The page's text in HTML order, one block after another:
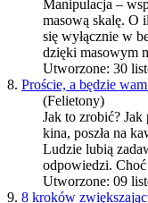
Manipulacja –
masową skalę. O
się wyłącznie w
dzięki masowym
Utworzone: 30
8. Proście, a będzie
(Felietony)
Jak to zrobić? Jak
kina, poszła na
Ludzie lubią
odpowiedzi.
Utworzone: 09
9. 8 kroków